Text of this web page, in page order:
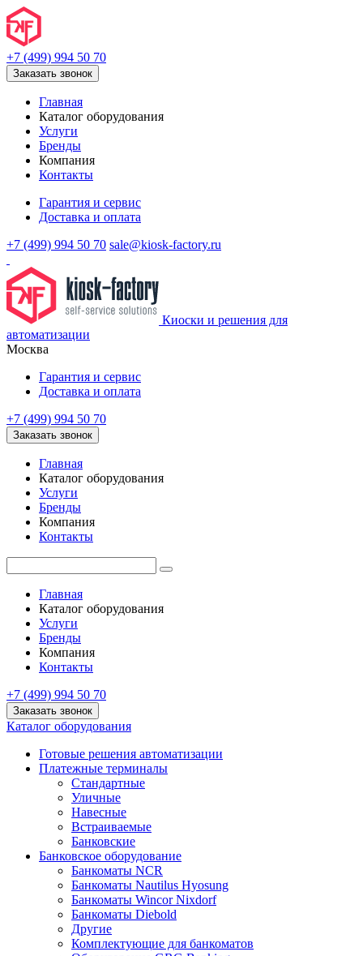
+7 (499) 994 50 70
Заказать звонок
Главная
Каталог оборудования
Услуги
Бренды
Компания
Контакты
Гарантия и сервис
Доставка и оплата
+7 (499) 994 50 70 sale@kiosk-factory.ru
Киоски и решения для
автоматизации
Москва
Гарантия и сервис
Доставка и оплата
+7 (499) 994 50 70
Заказать звонок
Главная
Каталог оборудования
Услуги
Бренды
Компания
Контакты
Главная
Каталог оборудования
Услуги
Бренды
Компания
Контакты
+7 (499) 994 50 70
Заказать звонок
Каталог оборудования
Готовые решения автоматизации
Платежные терминалы
Стандартные
Уличные
Навесные
Встраиваемые
Банковские
Банковское оборудование
Банкоматы NCR
Банкоматы Nautilus Hyosung
Банкоматы Wincor Nixdorf
Банкоматы Diebold
Другие
Комплектующие для банкоматов